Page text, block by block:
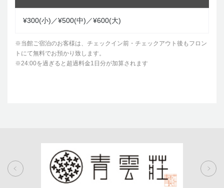
¥300(小)／¥500(中)／¥600(大)
※当館ご宿泊のお客様は、チェックイン前・チェックアウト後もフロン
トにて無料でお預かり致します。
※24:00を過ぎると超過料金1日分が加算されます